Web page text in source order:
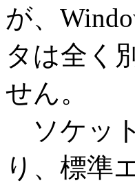
が、
タは全く
せん。
ソケッ
り、標準